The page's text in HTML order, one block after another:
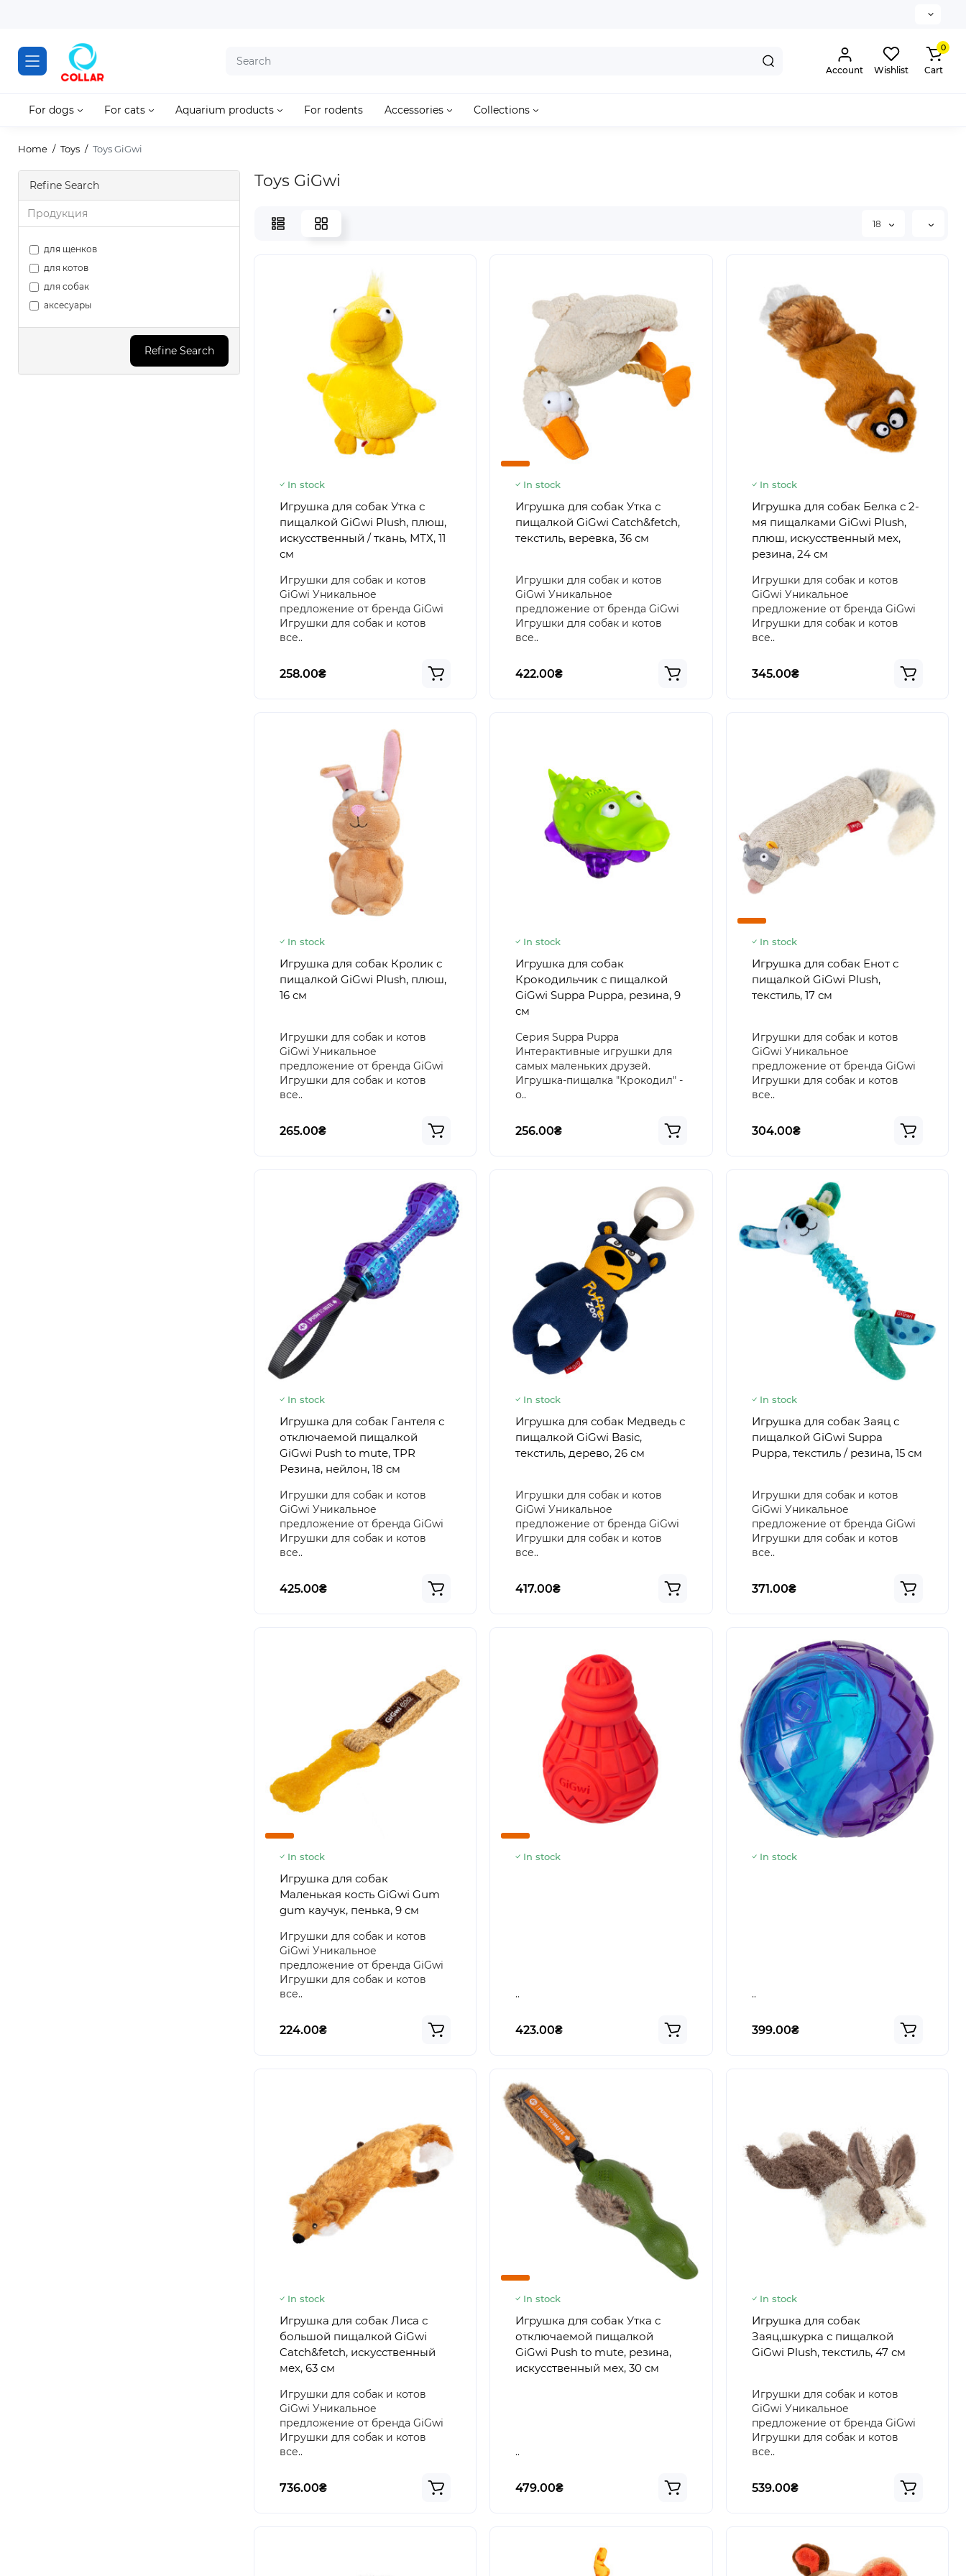
Account Wishlist
0
Cart
For dogs For cats Aquarium products For rodents Accessories Collections
Home Toys Toys GiGwi
Refine Search
Продукция
для щенков
для котов
для собак
аксесуары
Refine Search
Toys GiGwi
18
In stock
Игрушка для собак Утка с
пищалкой GiGwi Plush, плюш,
искусственный / ткань, МТХ, 11
см
Игрушки для собак и котов
GiGwi Уникальное
предложение от бренда GiGwi
Игрушки для собак и котов
все..
258.00₴
In stock
Игрушка для собак Утка с
пищалкой GiGwi Catch&fetch,
текстиль, веревка, 36 см
Игрушки для собак и котов
GiGwi Уникальное
предложение от бренда GiGwi
Игрушки для собак и котов
все..
422.00₴
In stock
Игрушка для собак Белка с 2-
мя пищалками GiGwi Plush,
плюш, искусственный мех,
резина, 24 см
Игрушки для собак и котов
GiGwi Уникальное
предложение от бренда GiGwi
Игрушки для собак и котов
все..
345.00₴
In stock
Игрушка для собак Кролик с
пищалкой GiGwi Plush, плюш,
16 см
Игрушки для собак и котов
GiGwi Уникальное
предложение от бренда GiGwi
Игрушки для собак и котов
все..
265.00₴
In stock
Игрушка для собак
Крокодильчик с пищалкой
GiGwi Suppa Puppa, резина, 9
см
Серия Suppa Puppa
Интерактивные игрушки для
самых маленьких друзей.
Игрушка-пищалка "Крокодил" -
о..
256.00₴
In stock
Игрушка для собак Енот с
пищалкой GiGwi Plush,
текстиль, 17 см
Игрушки для собак и котов
GiGwi Уникальное
предложение от бренда GiGwi
Игрушки для собак и котов
все..
304.00₴
In stock
Игрушка для собак Гантеля с
отключаемой пищалкой
GiGwi Push to mute, TPR
Резина, нейлон, 18 см
Игрушки для собак и котов
GiGwi Уникальное
предложение от бренда GiGwi
Игрушки для собак и котов
все..
425.00₴
In stock
Игрушка для собак Медведь с
пищалкой GiGwi Basic,
текстиль, дерево, 26 см
Игрушки для собак и котов
GiGwi Уникальное
предложение от бренда GiGwi
Игрушки для собак и котов
все..
417.00₴
In stock
Игрушка для собак Заяц с
пищалкой GiGwi Suppa
Puppa, текстиль / резина, 15 см
Игрушки для собак и котов
GiGwi Уникальное
предложение от бренда GiGwi
Игрушки для собак и котов
все..
371.00₴
In stock
Игрушка для собак
Маленькая кость GiGwi Gum
gum каучук, пенька, 9 см
Игрушки для собак и котов
GiGwi Уникальное
предложение от бренда GiGwi
Игрушки для собак и котов
все..
224.00₴
In stock
..
423.00₴
In stock
..
399.00₴
In stock
Игрушка для собак Лиса с
большой пищалкой GiGwi
Catch&fetch, искусственный
мех, 63 см
Игрушки для собак и котов
GiGwi Уникальное
предложение от бренда GiGwi
Игрушки для собак и котов
все..
736.00₴
In stock
Игрушка для собак Утка с
отключаемой пищалкой
GiGwi Push to mute, резина,
искусственный мех, 30 см
..
479.00₴
In stock
Игрушка для собак
Заяц,шкурка с пищалкой
GiGwi Plush, текстиль, 47 см
Игрушки для собак и котов
GiGwi Уникальное
предложение от бренда GiGwi
Игрушки для собак и котов
все..
539.00₴